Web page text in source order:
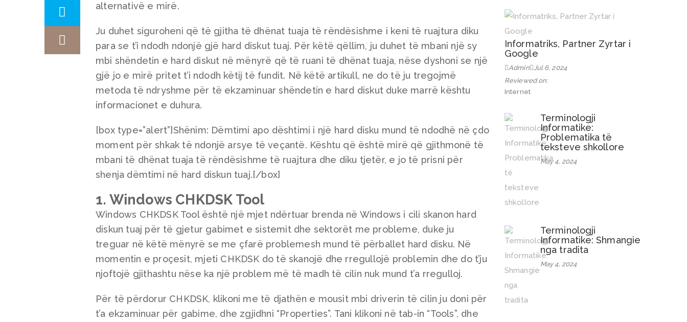
alternativë e mirë.
Ju duhet siguroheni që të gjitha të dhënat tuaja të rëndësishme i keni të ruajtura diku
para se t’i ndodh ndonjë gjë hard diskut tuaj. Për këtë qëllim, ju duhet të mbani një sy
mbi shëndetin e hard diskut në mënyrë që të ruani të dhënat tuaja, nëse dyshoni se një
gjë jo e mirë pritet t’i ndodh këtij të fundit. Në këtë artikull, ne do të ju tregojmë
metoda të ndryshme për të ekzaminuar shëndetin e hard diskut duke marrë kështu
informacionet e duhura.
[box type=”alert”]Shënim: Dëmtimi apo dështimi i një hard disku mund të ndodhë në çdo
moment për shkak të ndonjë arsye të veçantë. Kështu që është mirë që gjithmonë të
mbani të dhënat tuaja të rëndësishme të ruajtura dhe diku tjetër, e jo të prisni për
shenja dëmtimi në hard diskun tuaj.[/box]
1. Windows CHKDSK Tool
Windows CHKDSK Tool është një mjet ndërtuar brenda në Windows i cili skanon hard
diskun tuaj për të gjetur gabimet e sistemit dhe sektorët me probleme, duke ju
treguar në këtë mënyrë se me çfarë problemesh mund të përballet hard disku. Në
momentin e proçesit, mjeti CHKDSK do të skanojë dhe rregullojë problemin dhe do t’ju
njoftojë gjithashtu nëse ka një problem më të madh të cilin nuk mund t’a rregulloj.
Për të përdorur CHKDSK, klikoni me të djathën e mousit mbi driverin të cilin ju doni për
t’a ekzaminuar për gabime, dhe zgjidhni “Properties”. Tani klikoni në tab-in “Tools”, dhe
Informatriks, Partner Zyrtar i
Google
Admin Jul 6, 2024
Reviewed on:
Internet
Terminologji
Informatike:
Problematika të
teksteve shkollore
May 4, 2024
Terminologji
Informatike: Shmangie
nga tradita
May 4, 2024